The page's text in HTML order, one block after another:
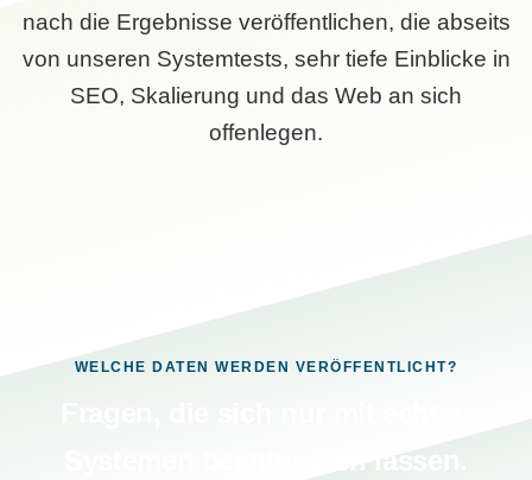
nach die Ergebnisse veröffentlichen, die abseits
von unseren Systemtests, sehr tiefe Einblicke in
SEO, Skalierung und das Web an sich
offenlegen.
WELCHE DATEN WERDEN VERÖFFENTLICHT?